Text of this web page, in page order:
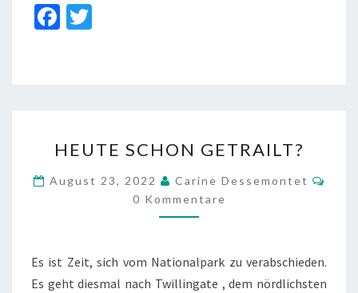
Fa
o
o
k
er
SCHON
GETRAILT?
HEUTE SCHON GETRAILT?
August 23, 2022 Carine Dessemontet
0 Kommentare
Es ist Zeit, sich vom Nationalpark zu verabschieden.
Es geht diesmal nach Twillingate , dem nördlichsten